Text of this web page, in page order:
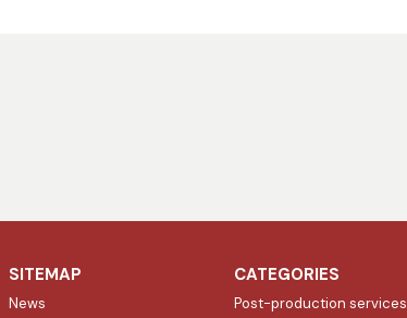
SITEMAP
News
CATEGORIES
Post-production services